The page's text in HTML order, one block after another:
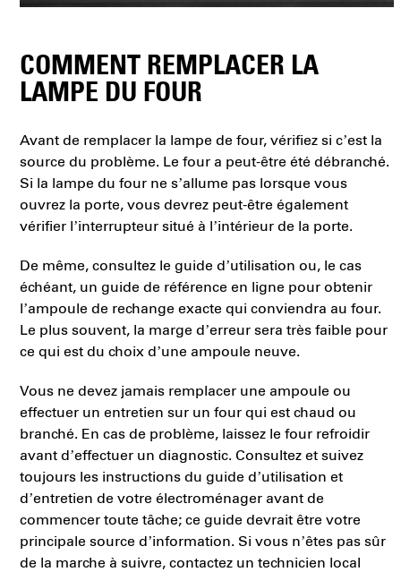
COMMENT REMPLACER LA
LAMPE DU FOUR
Avant de remplacer la lampe de four, vérifiez si c’est la
source du problème. Le four a peut-être été débranché.
Si la lampe du four ne s’allume pas lorsque vous
ouvrez la porte, vous devrez peut-être également
vérifier l’interrupteur situé à l’intérieur de la porte.
De même, consultez le guide d’utilisation ou, le cas
échéant, un guide de référence en ligne pour obtenir
l’ampoule de rechange exacte qui conviendra au four.
Le plus souvent, la marge d’erreur sera très faible pour
ce qui est du choix d’une ampoule neuve.
Vous ne devez jamais remplacer une ampoule ou
effectuer un entretien sur un four qui est chaud ou
branché. En cas de problème, laissez le four refroidir
avant d’effectuer un diagnostic. Consultez et suivez
toujours les instructions du guide d’utilisation et
d’entretien de votre électroménager avant de
commencer toute tâche; ce guide devrait être votre
principale source d’information. Si vous n’êtes pas sûr
de la marche à suivre, contactez un technicien local